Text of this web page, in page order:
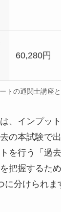
60,280円
トの通関士講座
、インプッ
の本試験で
を行う「過
把握するた
分けられま